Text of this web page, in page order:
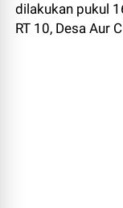
dilakukan pukul
RT 10, Desa Aur